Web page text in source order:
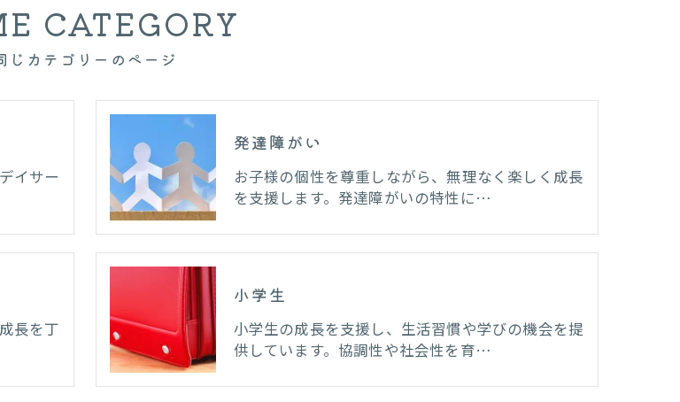
じカテゴリーのページ
CATEGORY
イサー
発達障がい
お子様の個性を尊重しながら、無理なく楽しく成長
を支援します。発達障がいの特性に…
長を丁
小学生
小学生の成長を支援し、生活習慣や学びの機会を提
供しています。協調性や社会性を育…